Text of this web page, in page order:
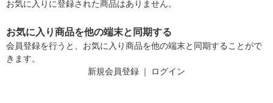
お気に入りに登録された商品はありません。
お気に入り商品を他の端末と同期する
会員登録を行うと、お気に入り商品を他の端末と同期することがで
きます。
新規会員登録 ｜ ログイン